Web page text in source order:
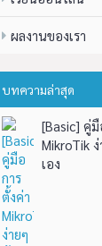
ผลงานของเรา
บทความล่าสุด
[Basic] คู่มื
MikroTik
เอง